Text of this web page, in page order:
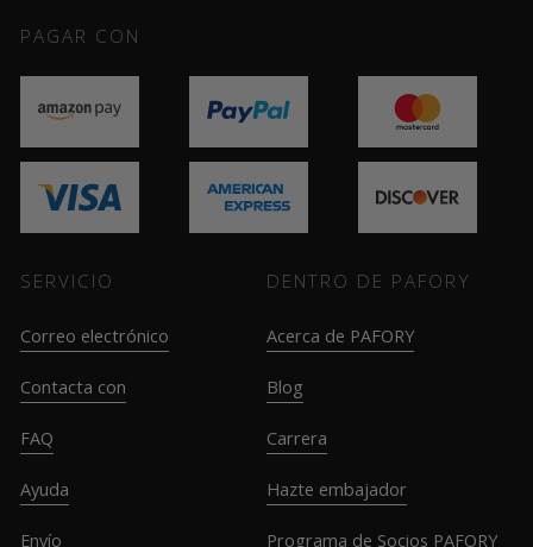
PAGAR CON
SERVICIO
Correo electrónico
Contacta con
FAQ
Ayuda
Envío
DENTRO DE PAFORY
Acerca de PAFORY
Blog
Carrera
Hazte embajador
Programa de Socios PAFORY